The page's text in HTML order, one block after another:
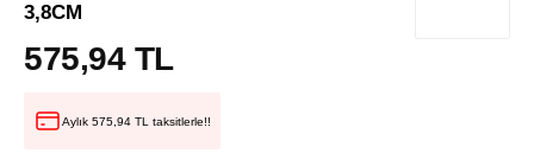
3,8CM
575,94 TL
Aylık 575,94 TL taksitlerle!!